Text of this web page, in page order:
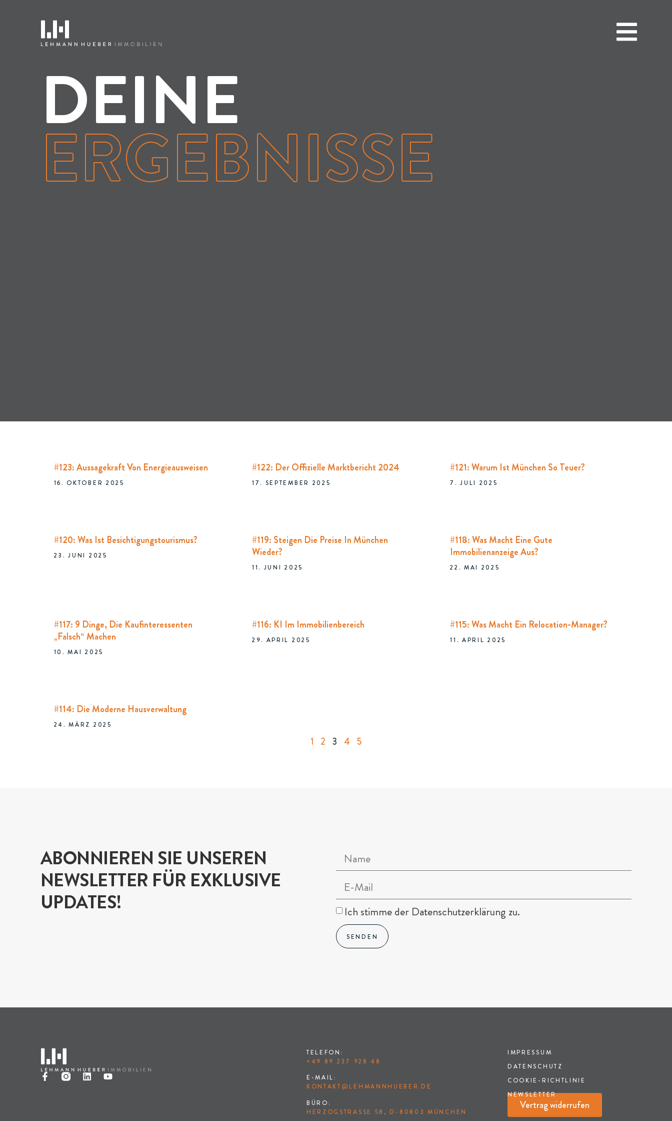
DEINE
ERGEBNISSE
#123: Aussagekraft Von Energieausweisen
16. OKTOBER 2025
#122: Der Offizielle Marktbericht 2024
17. SEPTEMBER 2025
#121: Warum Ist München So Teuer?
7. JULI 2025
#120: Was Ist Besichtigungstourismus?
23. JUNI 2025
#119: Steigen Die Preise In München
Wieder?
11. JUNI 2025
#118: Was Macht Eine Gute
Immobilienanzeige Aus?
22. MAI 2025
#117: 9 Dinge, Die Kaufinteressenten
„falsch“ Machen
10. MAI 2025
#116: KI Im Immobilienbereich
29. APRIL 2025
#115: Was Macht Ein Relocation-Manager?
11. APRIL 2025
#114: Die Moderne Hausverwaltung
24. MÄRZ 2025
1 2 3 4 5
ABONNIEREN SIE UNSEREN
NEWSLETTER FÜR EXKLUSIVE
UPDATES!
Ich stimme der Datenschutzerklärung zu.
SENDEN
TELEFON:
+49 89 237 928 48
E-MAIL:
KONTAKT@LEHMANNHUEBER.DE
BÜRO:
HERZOGSTRASSE 58, D-80803 MÜNCHEN
IMPRESSUM
DATENSCHUTZ
COOKIE-RICHTLINIE
NEWSLETTER
Vertrag widerrufen